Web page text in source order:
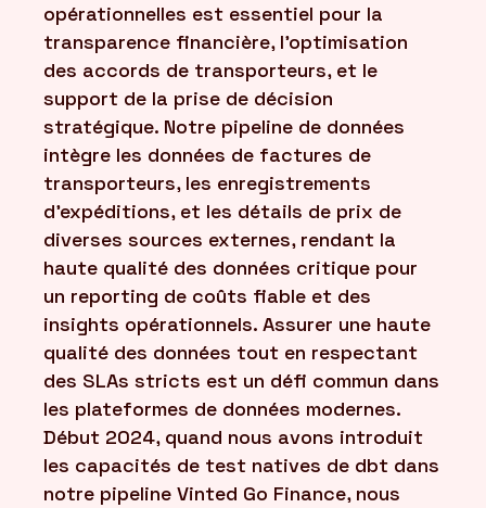
opérationnelles est essentiel pour la
transparence financière, l'optimisation
des accords de transporteurs, et le
support de la prise de décision
stratégique. Notre pipeline de données
intègre les données de factures de
transporteurs, les enregistrements
d'expéditions, et les détails de prix de
diverses sources externes, rendant la
haute qualité des données critique pour
un reporting de coûts fiable et des
insights opérationnels. Assurer une haute
qualité des données tout en respectant
des SLAs stricts est un défi commun dans
les plateformes de données modernes.
Début 2024, quand nous avons introduit
les capacités de test natives de dbt dans
notre pipeline Vinted Go Finance, nous